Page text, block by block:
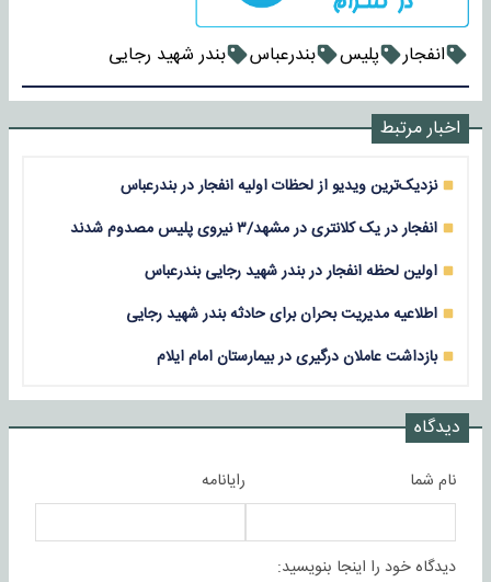
انفجار پلیس بندرعباس بندر شهید رجایی
اخبار مرتبط
نزدیک‌ترین ویدیو از لحظات اولیه انفجار در بندرعباس
انفجار در یک کلانتری در مشهد/۳ نیروی پلیس مصدوم شدند
اولین لحظه انفجار در بندر شهید رجایی بندرعباس
اطلاعیه مدیریت بحران برای حادثه بندر شهید رجایی
بازداشت عاملان درگیری در بیمارستان امام ایلام
دیدگاه
نام شما رایانامه
دیدگاه خود را اینجا بنویسید: